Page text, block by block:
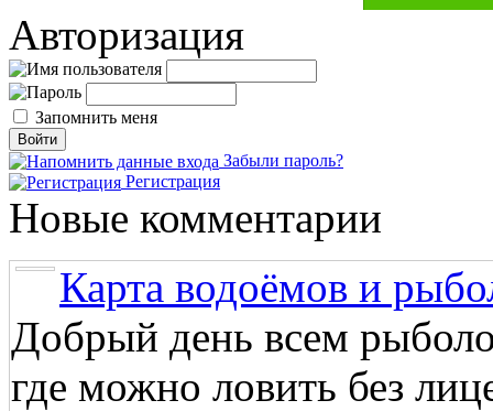
Авторизация
Запомнить меня
Забыли пароль?
Регистрация
Новые комментарии
Карта водоёмов и
Добрый день всем
где можно ловить без